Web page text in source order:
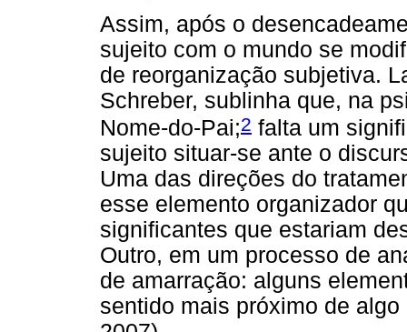
Assim, após o
sujeito com o mundo se
de reorganização subjetiva.
Schreber, sublinha que, na
Nome-do-Pai;2 falta um
sujeito situar-se ante o
Uma das direções do
esse elemento organizador
significantes que estariam
Outro, em um processo de
de amarração: alguns
sentido mais próximo de